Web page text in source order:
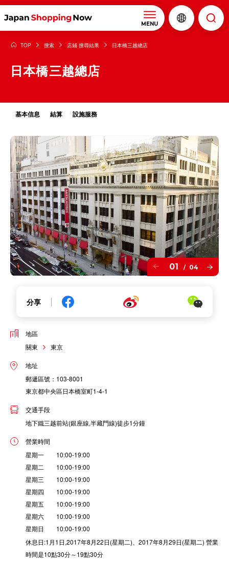
MENU
TOP 搜索 店鋪 搜尋結果 日本橋三越總店
日本橋三越總店
基本信息 結算 設施服務
01 / 04
分享
地區
關東
東京
地址
郵遞區號：103-8001
東京都中央區日本橋室町1-4-1
交通手段
地下鐵三越前站(銀座線,半藏門線)徒步1分鐘
營業時間
星期一 10:00-19:00
星期二 10:00-19:00
星期三 10:00-19:00
星期四 10:00-19:00
星期五 10:00-19:00
星期六 10:00-19:00
星期日 10:00-19:00
休息日:1月1日,2017年8月22日(星期二)、2017年8月29日(星期二) 營業
時間是10點30分～19點30分